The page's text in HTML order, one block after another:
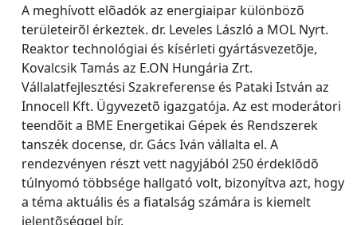
A meghívott elõadók az energiaipar különbözõ
területeirõl érkeztek. dr. Leveles László a MOL Nyrt.
Reaktor technológiai és kísérleti gyártásvezetõje,
Kovalcsik Tamás az E.ON Hungária Zrt.
Vállalatfejlesztési Szakreferense és Pataki István az
Innocell Kft. Ügyvezetõ igazgatója. Az est moderátori
teendõit a BME Energetikai Gépek és Rendszerek
tanszék docense, dr. Gács Iván vállalta el. A
rendezvényen részt vett nagyjából 250 érdeklõdõ
túlnyomó többsége hallgató volt, bizonyítva azt, hogy
a téma aktuális és a fiatalság számára is kiemelt
jelentõséggel bír.